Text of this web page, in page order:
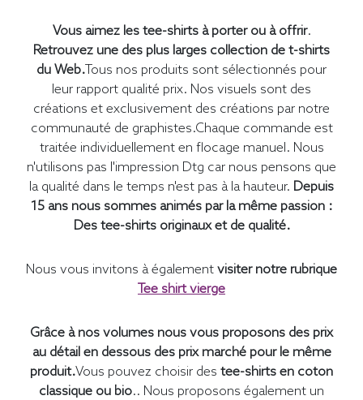
Vous aimez les tee-shirts à porter ou à offrir.
Retrouvez une des plus larges collection de t-shirts
du Web.Tous nos produits sont sélectionnés pour
leur rapport qualité prix. Nos visuels sont des
créations et exclusivement des créations par notre
communauté de graphistes.Chaque commande est
traitée individuellement en flocage manuel. Nous
n'utilisons pas l'impression Dtg car nous pensons que
la qualité dans le temps n'est pas à la hauteur. Depuis
15 ans nous sommes animés par la même passion :
Des tee-shirts originaux et de qualité.
Nous vous invitons à également visiter notre rubrique
Tee shirt vierge
Grâce à nos volumes nous vous proposons des prix
au détail en dessous des prix marché pour le même
produit.Vous pouvez choisir des tee-shirts en coton
classique ou bio.. Nous proposons également un